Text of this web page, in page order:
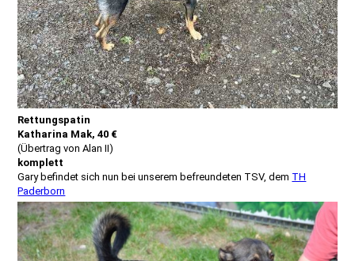
Rettungspatin
Katharina Mak, 40 €
(Übertrag von Alan II)
komplett
Gary befindet sich nun bei unserem befreundeten TSV, dem TH
Paderborn